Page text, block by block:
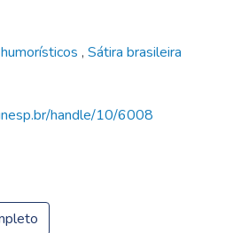
, Sátira brasileira
handle/10/6008